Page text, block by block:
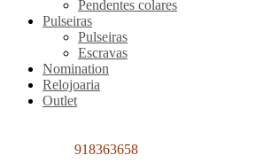
Pendentes colares
Pulseiras
Pulseiras
Escravas
Nomination
Relojoaria
Outlet
918363658